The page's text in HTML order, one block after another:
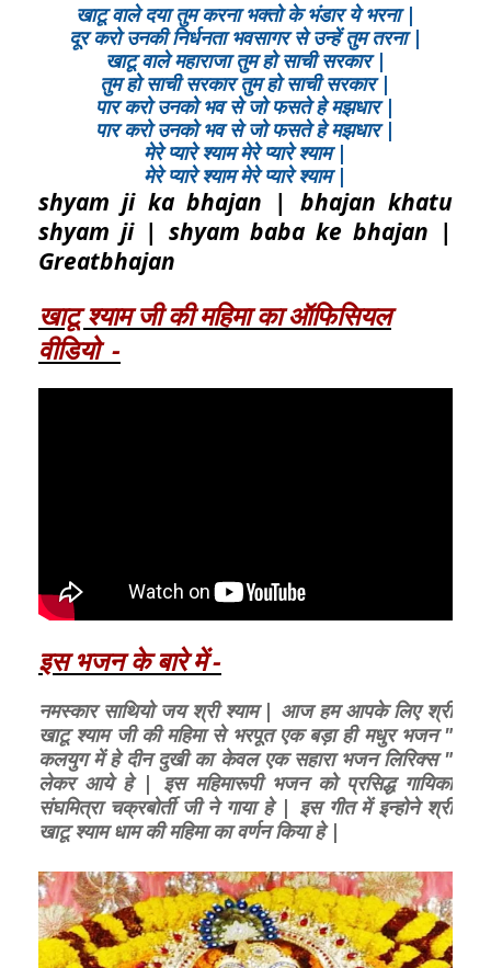
खाटू वाले दया तुम करना भक्तो के भंडार ये भरना |
दूर करो उनकी निर्धनता भवसागर से उन्हें तुम तरना |
खाटू वाले महाराजा तुम हो साची सरकार |
तुम हो साची सरकार तुम हो साची सरकार |
पार करो उनको भव से जो फसते हे मझधार |
पार करो उनको भव से जो फसते हे मझधार |
मेरे प्यारे श्याम मेरे प्यारे श्याम |
मेरे प्यारे श्याम मेरे प्यारे श्याम |
shyam ji ka bhajan | bhajan khatu
shyam ji | shyam baba ke bhajan |
Greatbhajan
खाटू श्याम जी की महिमा का ऑफिसियल
वीडियो -
इस भजन के बारे में -
नमस्कार साथियो जय श्री श्याम | आज हम आपके लिए श्री
खाटू श्याम जी की महिमा से भरपूत एक बड़ा ही मधुर भजन "
कलयुग में हे दीन दुखी का केवल एक सहारा भजन लिरिक्स "
लेकर आये हे | इस महिमारूपी भजन को प्रसिद्ध गायिका
संघमित्रा चक्रबोर्ती जी ने गाया हे | इस गीत में इन्होने श्री
खाटू श्याम धाम की महिमा का वर्णन किया हे |